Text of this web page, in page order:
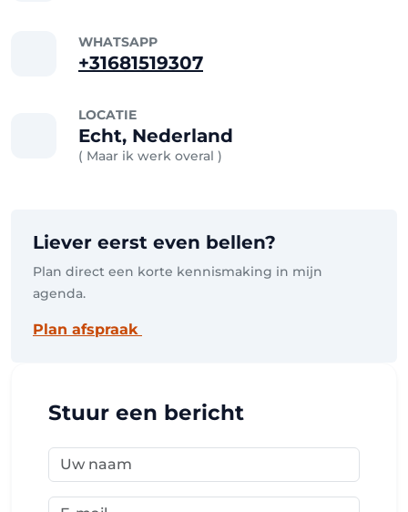
WHATSAPP
+31681519307
LOCATIE
Echt, Nederland
( Maar ik werk overal )
Liever eerst even bellen?
Plan direct een korte kennismaking in mijn
agenda.
Plan afspraak
Stuur een bericht